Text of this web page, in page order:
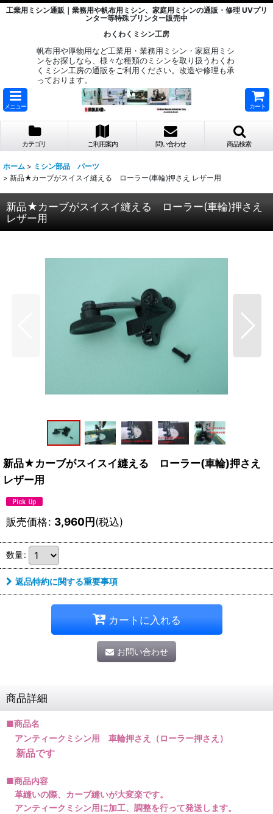
工業用ミシン通販｜業務用や帆布用ミシン、家庭用ミシンの通販・修理 UVプリ
ンター等特殊プリンター販売中
わくわくミシン工房
帆布用や厚物用など工業用・業務用ミシン・家庭用ミシ
ンをお探しなら、様々な種類のミシンを取り扱うわくわ
くミシン工房の通販をご利用ください。改造や修理も承
っております。
メニュー カート
カテゴリ ご利用案内 問い合わせ 商品検索
ホーム > ミシン部品 パーツ
> 新品★カーブがスイスイ縫える ローラー(車輪)押さえ レザー用
新品★カーブがスイスイ縫える ローラー(車輪)押さえ
レザー用
新品★カーブがスイスイ縫える ローラー(車輪)押さえ
レザー用
販売価格: 3,960円(税込)
数量:
返品特約に関する重要事項
カートに入れる
お問い合わせ
商品詳細
■商品名
アンティークミシン用 車輪押さえ（ローラー押さえ）
新品です
■商品内容
革縫いの際、カーブ縫いが大変楽です。
アンティークミシン用に加工、調整を行って発送します。